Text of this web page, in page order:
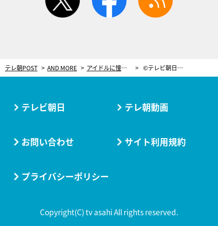
テレ朝POST AND MORE アイドルに憧れるも、落選。大学4年生、就活一週間前に夢を叶えた少女＜篠原望＞ ©テレビ朝日 18歳
テレビ朝日 テレ朝動画
お問い合わせ サイト利用規約
プライバシーポリシー
Copyright(C) tv asahi All rights reserved.